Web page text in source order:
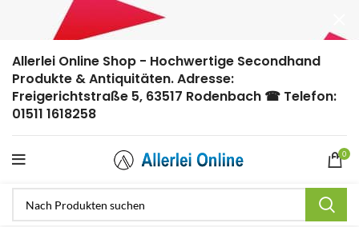
Allerlei Online Shop - Hochwertige Secondhand
Produkte & Antiquitäten. Adresse:
Freigerichtstraße 5, 63517 Rodenbach ☎ Telefon:
01511 1618258
0